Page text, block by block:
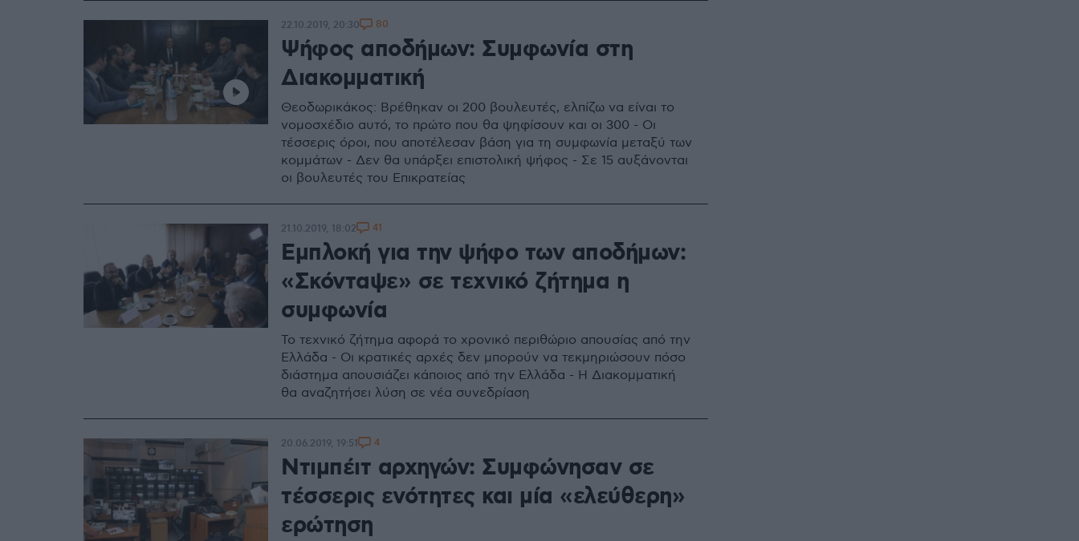
Ψήφος αποδήμων: Συμφωνία στη
Διακομματική
Θεοδωρικάκος: Βρέθηκαν οι 200 βουλευτές, ελπίζω να είναι το
νομοσχέδιο αυτό, το πρώτο που θα ψηφίσουν και οι 300 - Οι
τέσσερις όροι, που αποτέλεσαν βάση για τη συμφωνία μεταξύ των
κομμάτων - Δεν θα υπάρξει επιστολική ψήφος - Σε 15 αυξάνονται
οι βουλευτές του Επικρατείας
22.10.2019, 20:30 80
Εμπλοκή για την ψήφο των αποδήμων:
«Σκόνταψε» σε τεχνικό ζήτημα η
συμφωνία
Το τεχνικό ζήτημα αφορά το χρονικό περιθώριο απουσίας από την
Ελλάδα - Οι κρατικές αρχές δεν μπορούν να τεκμηριώσουν πόσο
διάστημα απουσιάζει κάποιος από την Ελλάδα - Η Διακομματική
θα αναζητήσει λύση σε νέα συνεδρίαση
21.10.2019, 18:02 41
Ντιμπέιτ αρχηγών: Συμφώνησαν σε
τέσσερις ενότητες και μία «ελεύθερη»
ερώτηση
20.06.2019, 19:51 4